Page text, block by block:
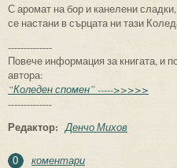
С аромат на бор и канелени
се настани в сърцата ни тази
--------------
Повече информация за книгата, и
автора:
“Коледен спомен” ----->>>>>
--------------
Редактор: Денчо Михов
0 коментари